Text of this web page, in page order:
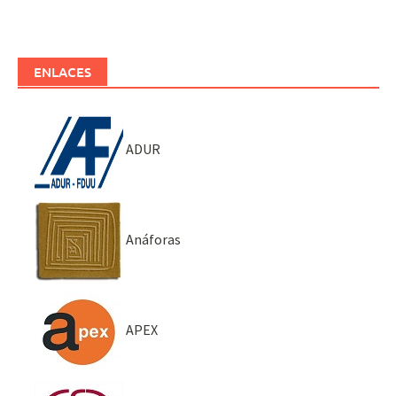
ENLACES
ADUR
Anáforas
APEX